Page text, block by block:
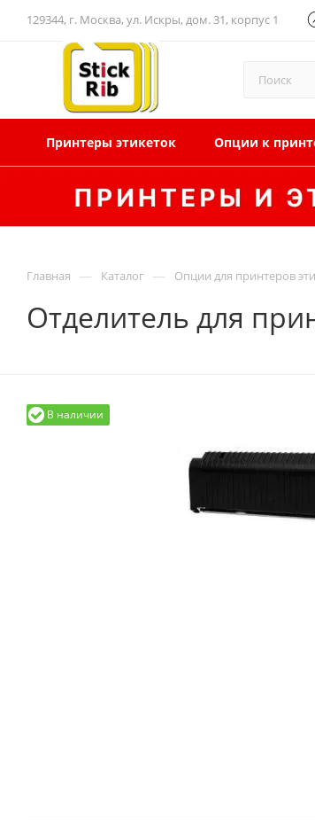
129344, г. Москва, ул. Искры, дом. 31, корпус 1
Принтеры этикеток Опции к
Главная — Каталог — Опции для принтеров
Отделитель для
В наличии